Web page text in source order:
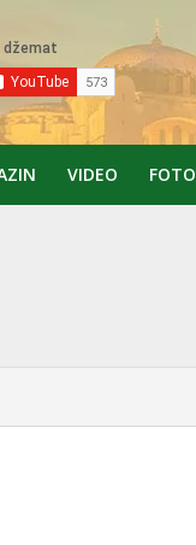
VIDEO FOTO